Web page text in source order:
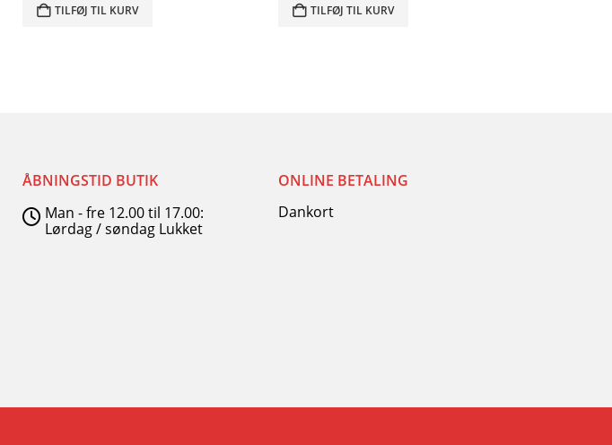
TILFØJ TIL KURV TILFØJ TIL KURV
ÅBNINGSTID BUTIK
Man - fre 12.00 til 17.00:
Lørdag / søndag Lukket
ONLINE BETALING
Dankort